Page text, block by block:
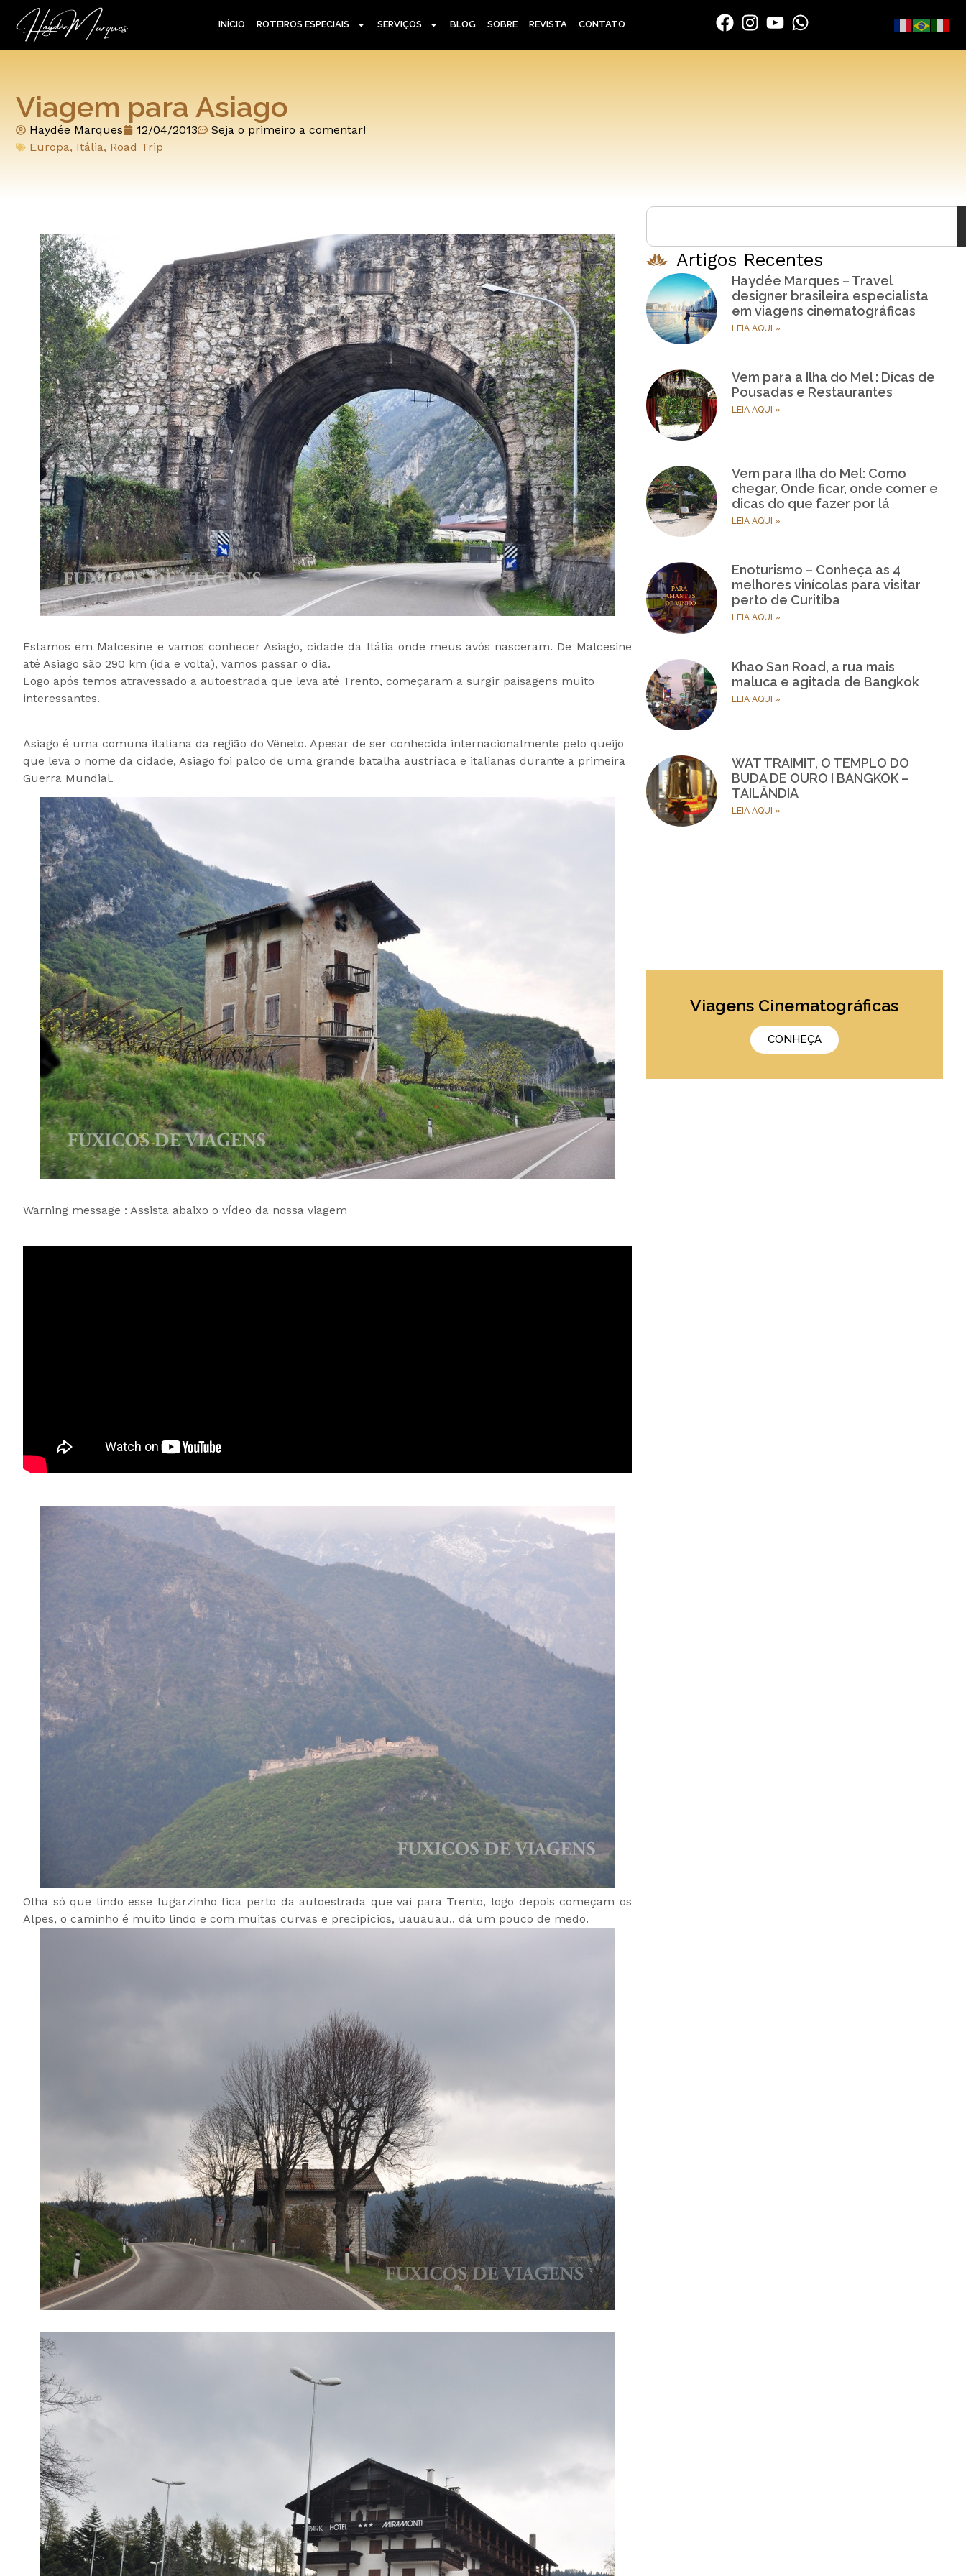
INÍCIO ROTEIROS ESPECIAIS SERVIÇOS BLOG SOBRE REVISTA CONTATO
Viagem para Asiago
Haydée Marques 12/04/2013
Seja o primeiro a comentar!
Europa, Itália, Road Trip
Estamos em Malcesine e vamos conhecer Asiago, cidade da Itália onde meus avós nasceram. De Malcesine
até Asiago são 290 km (ida e volta), vamos passar o dia.
Logo após temos atravessado a autoestrada que leva até Trento, começaram a surgir paisagens muito
interessantes.
Asiago é uma comuna italiana da região do Vêneto. Apesar de ser conhecida internacionalmente pelo queijo
que leva o nome da cidade, Asiago foi palco de uma grande batalha austríaca e italianas durante a primeira
Guerra Mundial.
Warning message : Assista abaixo o vídeo da nossa viagem
Olha só que lindo esse lugarzinho fica perto da autoestrada que vai para Trento, logo depois começam os
Alpes, o caminho é muito lindo e com muitas curvas e precipícios, uauauau.. dá um pouco de medo.
Artigos Recentes
Haydée Marques – Travel
designer brasileira especialista
em viagens cinematográficas
LEIA AQUI »
Vem para a Ilha do Mel : Dicas de
Pousadas e Restaurantes
LEIA AQUI »
Vem para Ilha do Mel: Como
chegar, Onde ficar, onde comer e
dicas do que fazer por lá
LEIA AQUI »
Enoturismo – Conheça as 4
melhores vinícolas para visitar
perto de Curitiba
LEIA AQUI »
Khao San Road, a rua mais
maluca e agitada de Bangkok
LEIA AQUI »
WAT TRAIMIT, O TEMPLO DO
BUDA DE OURO I BANGKOK –
TAILÂNDIA
LEIA AQUI »
Viagens Cinematográficas
CONHEÇA